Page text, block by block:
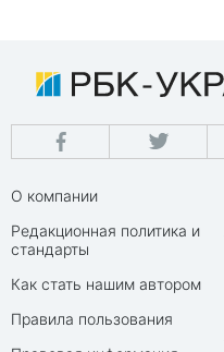
О компании
Редакционная политика и
стандарты
Как стать нашим автором
Правила пользования